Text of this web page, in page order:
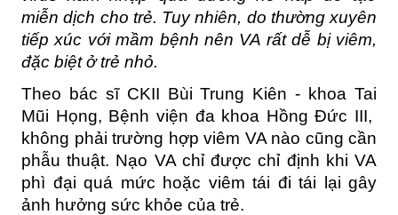
miễn dịch cho trẻ. Tuy nhiên, do thường xuyên
tiếp xúc với mầm bệnh nên VA rất dễ bị viêm,
đặc biệt ở trẻ nhỏ.
Theo bác sĩ CKII Bùi Trung Kiên - khoa Tai
Mũi Họng, Bệnh viện đa khoa Hồng Đức III,
không phải trường hợp viêm VA nào cũng cần
phẫu thuật. Nạo VA chỉ được chỉ định khi VA
phì đại quá mức hoặc viêm tái đi tái lại gây
ảnh hưởng sức khỏe của trẻ.